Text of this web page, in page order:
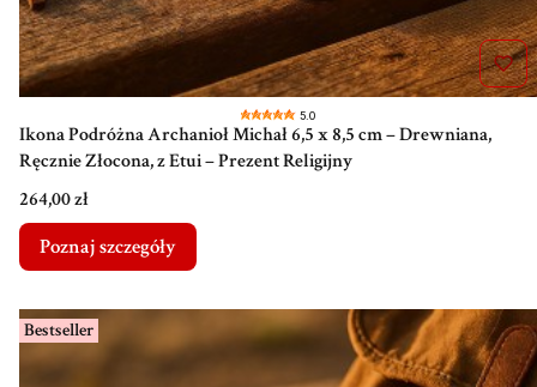
5.0
Ikona Podróżna Archanioł Michał 6,5 x 8,5 cm – Drewniana,
Ręcznie Złocona, z Etui – Prezent Religijny
Cena
264,00 zł
Poznaj szczegóły
Bestseller